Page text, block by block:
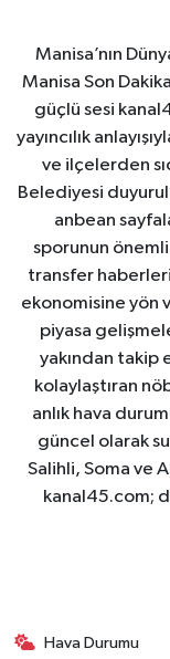
Manisa’nın
Manisa Son
güçlü sesi
yayıncılık
ve ilçelerden
Belediyesi
anbean
sporunun
transfer
ekonomisine yön
piyasa
yakından takip
kolaylaştıran
anlık hava
güncel olarak
Salihli, Soma ve
kanal45.com;
Hava Durumu